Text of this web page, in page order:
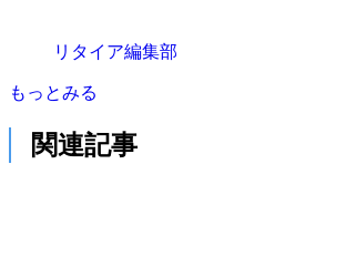
リタイア編集部
もっとみる
関連記事